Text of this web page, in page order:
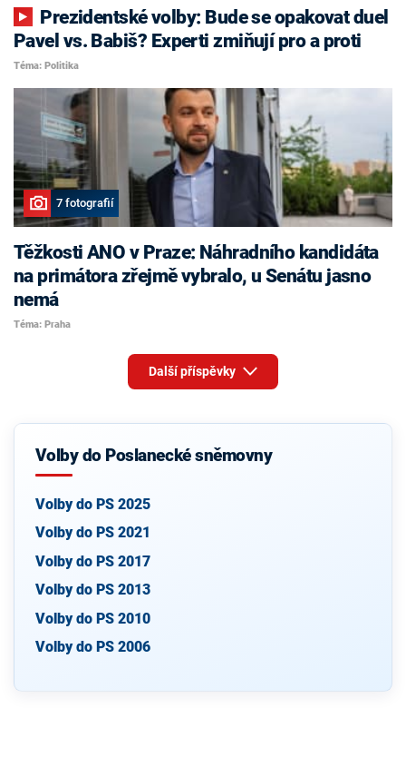
Pavel vs. Babiš? Experti zmiňují pro a proti
Téma: Politika
7 fotografií
Těžkosti ANO v Praze: Náhradního kandidáta
na primátora zřejmě vybralo, u Senátu jasno
nemá
Téma: Praha
Další příspěvky
Volby do Poslanecké sněmovny
Volby do PS 2025
Volby do PS 2021
Volby do PS 2017
Volby do PS 2013
Volby do PS 2010
Volby do PS 2006